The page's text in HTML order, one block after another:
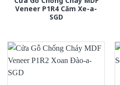
Veneer P1R4 Căm Xe-a-
SGD